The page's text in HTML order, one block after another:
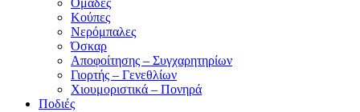
Κούπες
Νερόμπαλες
Όσκαρ
Αποφοίτησης – Συγχαρητηρίων
Γιορτής – Γενεθλίων
Χιουμοριστικά – Πονηρά
Ποδιές